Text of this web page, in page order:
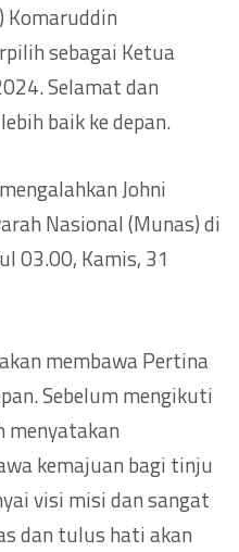
Komaruddin
sebagai Ketua
Selamat dan
baik ke depan.
Johni
Nasional (Munas) di
03.00, Kamis, 31
membawa Pertina
Sebelum mengikuti
menyatakan
kemajuan bagi tinju
visi misi dan sangat
dan tulus hati akan